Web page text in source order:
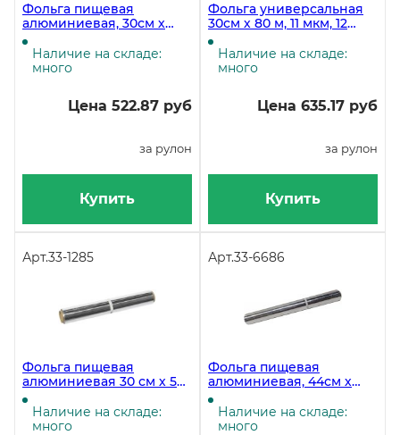
Фольга пищевая
алюминиевая, 30см х
80м, 9 мкм
Наличие на складе:
много
Цена 522.87 руб
за рулон
Купить
Фольга универсальная
30см х 80 м, 11 мкм, 12
штук
Наличие на складе:
много
Цена 635.17 руб
за рулон
Купить
Арт.33-1285
Фольга пищевая
алюминиевая 30 см х 50
м, 9 мкм, стандартная, 15
штук
Наличие на складе:
много
Арт.33-6686
Фольга пищевая
алюминиевая, 44см х
50м, 9 мкм
Наличие на складе:
много